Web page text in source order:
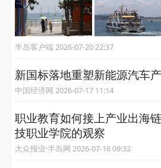
半岛客户端 2026-07-20 22:37
新国标落地重塑新能源汽车
中国经济网 2026-07-17 11:14
职业教育如何接上产业出海
技职业学院的观察
大众报业·半岛网 2026-07-16 09:32